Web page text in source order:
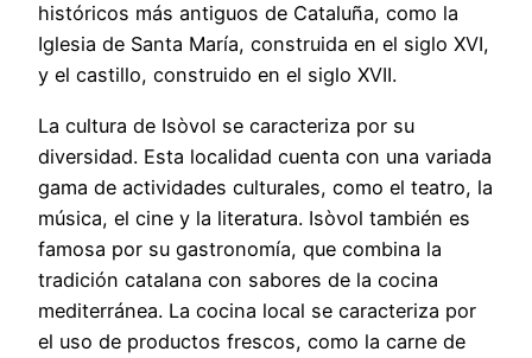
históricos más antiguos de Cataluña, como la
Iglesia de Santa María, construida en el siglo XVI,
y el castillo, construido en el siglo XVII.
La cultura de Isòvol se caracteriza por su
diversidad. Esta localidad cuenta con una variada
gama de actividades culturales, como el teatro, la
música, el cine y la literatura. Isòvol también es
famosa por su gastronomía, que combina la
tradición catalana con sabores de la cocina
mediterránea. La cocina local se caracteriza por
el uso de productos frescos, como la carne de